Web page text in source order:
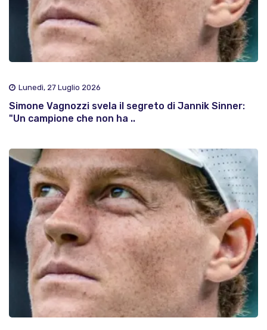
Lunedì, 27 Luglio 2026
Simone Vagnozzi svela il segreto di Jannik Sinner:
"Un campione che non ha ..